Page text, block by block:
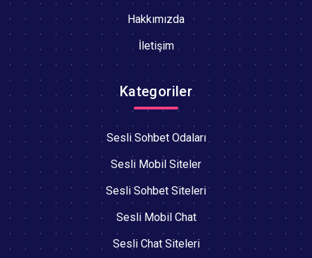
Hakkımızda
İletişim
Kategoriler
Sesli Sohbet Odaları
Sesli Mobil Siteler
Sesli Sohbet Siteleri
Sesli Mobil Chat
Sesli Chat Siteleri